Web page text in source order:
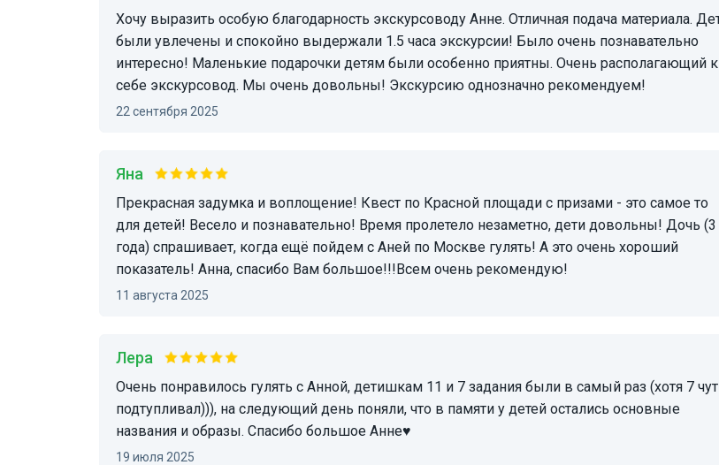
Хочу выразить особую благодарность экскурсоводу Анне. Отличная подача материала. Дети
были увлечены и спокойно выдержали 1.5 часа экскурсии! Было очень познавательно
интересно! Маленькие подарочки детям были особенно приятны. Очень располагающий к
себе экскурсовод. Мы очень довольны! Экскурсию однозначно рекомендуем!
22 сентября 2025
Яна
Прекрасная задумка и воплощение! Квест по Красной площади с призами - это самое то
для детей! Весело и познавательно! Время пролетело незаметно, дети довольны! Дочь (3
года) спрашивает, когда ещё пойдем с Аней по Москве гулять! А это очень хороший
показатель! Анна, спасибо Вам большое!!!Всем очень рекомендую!
11 августа 2025
Лера
Очень понравилось гулять с Анной, детишкам 11 и 7 задания были в самый раз (хотя 7 чуть
подтупливал))), на следующий день поняли, что в памяти у детей остались основные
названия и образы. Спасибо большое Анне♥️
19 июля 2025